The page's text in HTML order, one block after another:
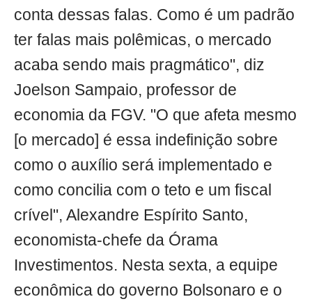
conta dessas falas. Como é um padrão
ter falas mais polêmicas, o mercado
acaba sendo mais pragmático", diz
Joelson Sampaio, professor de
economia da FGV. "O que afeta mesmo
[o mercado] é essa indefinição sobre
como o auxílio será implementado e
como concilia com o teto e um fiscal
crível", Alexandre Espírito Santo,
economista-chefe da Órama
Investimentos. Nesta sexta, a equipe
econômica do governo Bolsonaro e o